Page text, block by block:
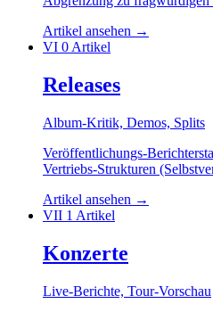
Artikel ansehen →
VI 0 Artikel
Releases
Album-Kritik, Demos, Splits
Veröffentlichungs-
Vertriebs-Strukturen
Artikel ansehen →
VII 1 Artikel
Konzerte
Live-Berichte, Tour-Vorschau